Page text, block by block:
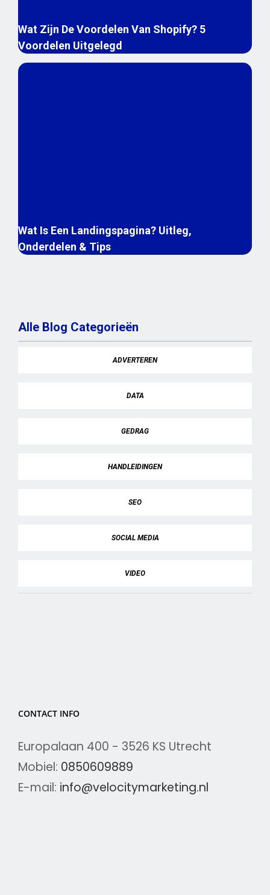
Wat Zijn De Voordelen Van Shopify? 5
Voordelen Uitgelegd
Wat Is Een Landingspagina? Uitleg,
Onderdelen & Tips
Alle Blog Categorieën
ADVERTEREN
DATA
GEDRAG
HANDLEIDINGEN
SEO
SOCIAL MEDIA
VIDEO
CONTACT INFO
Europalaan 400 - 3526 KS Utrecht
Mobiel: 0850609889
E-mail: info@velocitymarketing.nl